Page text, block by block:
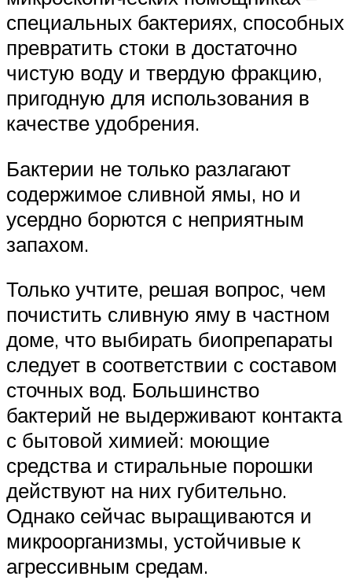
специальных бактериях, способных
превратить стоки в достаточно
чистую воду и твердую фракцию,
пригодную для использования в
качестве удобрения.
Бактерии не только разлагают
содержимое сливной ямы, но и
усердно борются с неприятным
запахом.
Только учтите, решая вопрос, чем
почистить сливную яму в частном
доме, что выбирать биопрепараты
следует в соответствии с составом
сточных вод. Большинство
бактерий не выдерживают контакта
с бытовой химией: моющие
средства и стиральные порошки
действуют на них губительно.
Однако сейчас выращиваются и
микроорганизмы, устойчивые к
агрессивным средам.